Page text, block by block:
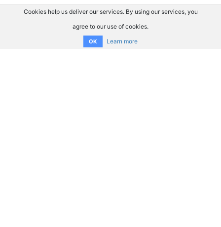
Cookies help us deliver our services. By using our services, you
agree to our use of cookies.
OK Learn more